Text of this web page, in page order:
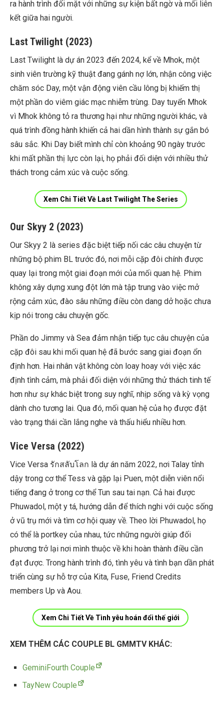
ra hành trình đối mặt với những sự kiện bất ngờ và mối liên
kết giữa hai người.
Last Twilight (2023)
Last Twilight là dự án 2023 đến 2024, kể về Mhok, một
sinh viên trường kỹ thuật đang gánh nợ lớn, nhận công việc
chăm sóc Day, một vận động viên cầu lông bị khiếm thị
một phần do viêm giác mạc nhiễm trùng. Day tuyển Mhok
vì Mhok không tỏ ra thương hại như những người khác, và
quá trình đồng hành khiến cả hai dần hình thành sự gắn bó
sâu sắc. Khi Day biết mình chỉ còn khoảng 90 ngày trước
khi mất phần thị lực còn lại, họ phải đối diện với nhiều thử
thách trong cảm xúc và cuộc sống.
Xem Chi Tiết Về Last Twilight The Series
Our Skyy 2 (2023)
Our Skyy 2 là series đặc biệt tiếp nối các câu chuyện từ
những bộ phim BL trước đó, nơi mỗi cặp đôi chính được
quay lại trong một giai đoạn mới của mối quan hệ. Phim
không xây dựng xung đột lớn mà tập trung vào việc mở
rộng cảm xúc, đào sâu những điều còn dang dở hoặc chưa
kịp nói trong câu chuyện gốc.
Phần do Jimmy và Sea đảm nhận tiếp tục câu chuyện của
cặp đôi sau khi mối quan hệ đã bước sang giai đoạn ổn
định hơn. Hai nhân vật không còn loay hoay với việc xác
định tình cảm, mà phải đối diện với những thử thách tinh tế
hơn như sự khác biệt trong suy nghĩ, nhịp sống và kỳ vọng
dành cho tương lai. Qua đó, mối quan hệ của họ được đặt
vào trạng thái cần lắng nghe và thấu hiểu nhiều hơn.
Vice Versa (2022)
Vice Versa รักสลับโลก là dự án năm 2022, nơi Talay tỉnh
dậy trong cơ thể Tess và gặp lại Puen, một diễn viên nổi
tiếng đang ở trong cơ thể Tun sau tai nạn. Cả hai được
Phuwadol, một y tá, hướng dẫn để thích nghi với cuộc sống
ở vũ trụ mới và tìm cơ hội quay về. Theo lời Phuwadol, họ
có thể là portkey của nhau, tức những người giúp đối
phương trở lại nơi mình thuộc về khi hoàn thành điều cần
đạt được. Trong hành trình đó, tình yêu và tình bạn dần phát
triển cùng sự hỗ trợ của Kita, Fuse, Friend Credits
members Up và Aou.
Xem Chi Tiết Về Tình yêu hoán đổi thế giới
XEM THÊM CÁC COUPLE BL GMMTV KHÁC:
GeminiFourth Couple
TayNew Couple